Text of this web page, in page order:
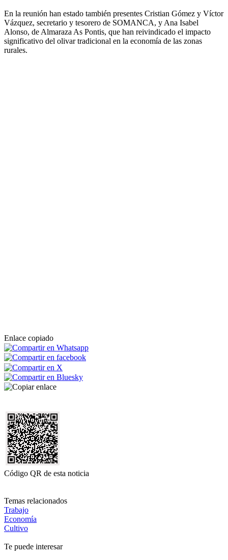
En la reunión han estado también presentes Cristian Gómez y Víctor
Vázquez, secretario y tesorero de SOMANCA, y Ana Isabel
Alonso, de Almaraza As Pontis, que han reivindicado el impacto
significativo del olivar tradicional en la economía de las zonas
rurales.
Enlace copiado
Código QR de esta noticia
Temas relacionados
Trabajo
Economía
Cultivo
Te puede interesar